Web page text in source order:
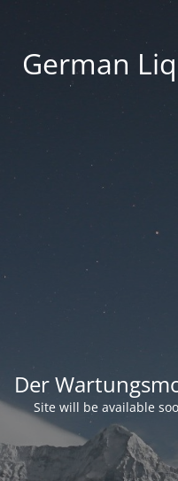
German
Der
Site will be available